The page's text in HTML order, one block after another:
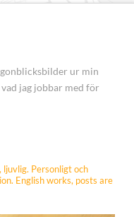
ur min
jag jobbar med för
Personligt och
English works, posts are